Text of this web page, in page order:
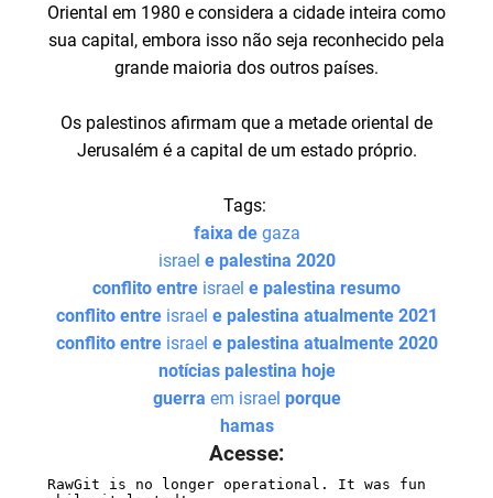
Oriental em 1980 e considera a cidade inteira como
sua capital, embora isso não seja reconhecido pela
grande maioria dos outros países.
Os palestinos afirmam que a metade oriental de
Jerusalém é a capital de um estado próprio.
Tags:
faixa degaza
israel e palestina 2020
conflito entre israel e palestina resumo
conflito entreisrael e palestina atualmente 2021
conflito entreisrael e palestina atualmente 2020
notícias palestina hoje
guerra em israel porque
hamas
Acesse: